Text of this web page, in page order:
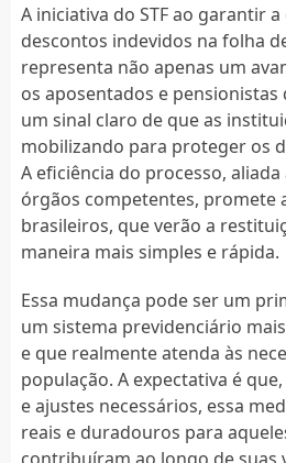
A iniciativa do STF ao garantir
descontos indevidos na folha
representa não apenas um
os aposentados e pensionistas
um sinal claro de que as
mobilizando para proteger os
A eficiência do processo,
órgãos competentes, promete
brasileiros, que verão a
maneira mais simples e rápida.
Essa mudança pode ser um
um sistema previdenciário
e que realmente atenda às
população. A expectativa é
e ajustes necessários, essa
reais e duradouros para
contribuíram ao longo de suas